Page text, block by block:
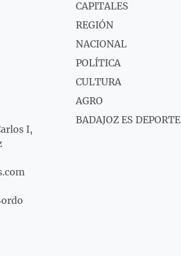
I,
CAPITALES
REGIÓN
NACIONAL
POLÍTICA
CULTURA
AGRO
BADAJOZ ES DEPORTE